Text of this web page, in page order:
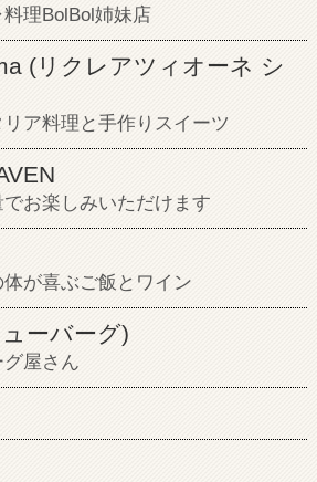
理BolBol姉妹店
(リクレアツィオーネ シ
ア料理と手作りスイーツ
お楽しみいただけます
が喜ぶご飯とワイン
ーバーグ)
屋さん